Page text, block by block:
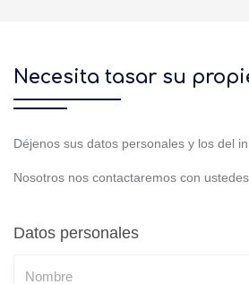
Necesita tasar su
Déjenos sus datos personales y los del
Nosotros nos contactaremos con
Datos personales